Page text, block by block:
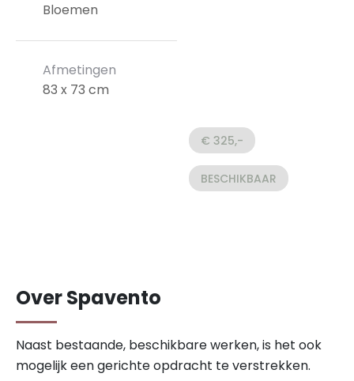
Bloemen
Afmetingen
83 x 73 cm
€ 325,-
BESCHIKBAAR
Over Spavento
Naast bestaande, beschikbare werken, is het ook
mogelijk een gerichte opdracht te verstrekken.